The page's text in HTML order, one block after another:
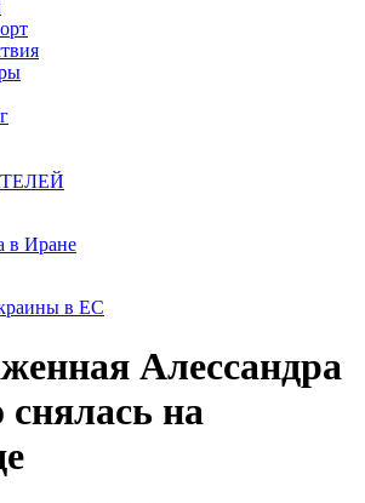
в Иране
в ЕС
Алессандра
на